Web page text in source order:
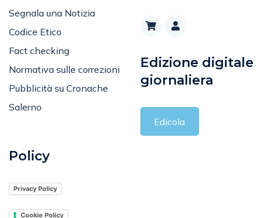
Segnala una Notizia
Codice Etico
Fact checking
Normativa sulle correzioni
Pubblicità su Cronache
Salerno
Edizione digitale
giornaliera
Edicola
Policy
Privacy Policy
Cookie Policy